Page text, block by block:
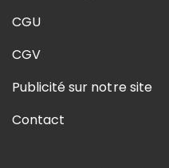
CGU
CGV
Publicité sur notre site
Contact